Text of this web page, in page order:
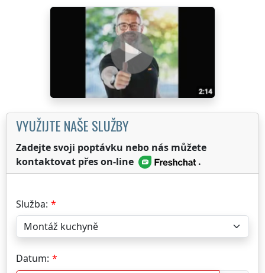
VYUŽIJTE NAŠE SLUŽBY
Zadejte svoji poptávku nebo nás můžete
kontaktovat přes on-line
.
Služba:
Datum: